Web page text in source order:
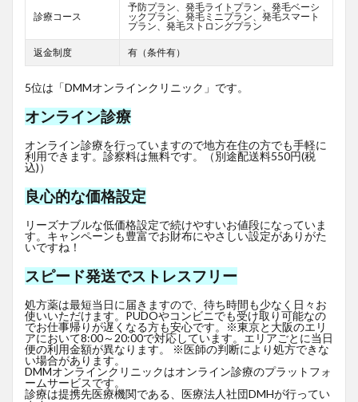
診療コース
予防プラン、発毛ライトプラン、発毛ベーシ
ックプラン、発毛ミニプラン、発毛スマート
プラン、発毛ストロングプラン
返金制度 有（条件有）
5位は「DMMオンラインクリニック」です。
オンライン診療
オンライン診療を行っていますので地方在住の方でも手軽に
利用できます。診察料は無料です。（別途配送料550円(税
込)）
良心的な価格設定
リーズナブルな低価格設定で続けやすいお値段になっていま
す。キャンペーンも豊富でお財布にやさしい設定がありがた
いですね！
スピード発送でストレスフリー
処方薬は最短当日に届きますので、待ち時間も少なく日々お
使いいただけます。PUDOやコンビニでも受け取り可能なの
でお仕事帰りが遅くなる方も安心です。※東京と大阪のエリ
アにおいて8:00～20:00で対応しています。エリアごとに当日
便の利用金額が異なります。 ※医師の判断により処方できな
い場合があります。
DMMオンラインクリニックはオンライン診療のプラットフォ
ームサービスです。
診療は提携先医療機関である、医療法人社団DMHが行ってい